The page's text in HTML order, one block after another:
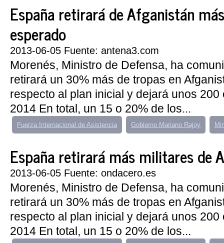
España retirará de Afganistán
esperado
2013-06-05 Fuente: antena3.com
Morenés, Ministro de Defensa, ha
retirará un 30% más de tropas en
respecto al plan inicial y dejará unos 200
2014 En total, un 15 o 20% de los...
Fuerza Internacional de Asistencia Gobierno Mariano Rajoy
España retirará más militares de
2013-06-05 Fuente: ondacero.es
Morenés, Ministro de Defensa, ha
retirará un 30% más de tropas en
respecto al plan inicial y dejará unos 200
2014 En total, un 15 o 20% de los...